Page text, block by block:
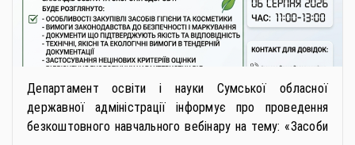
Департамент освіти і науки Сумської обласної
державної адміністрації інформує про проведення
безкоштовного навчального вебінару на тему: «Засоби